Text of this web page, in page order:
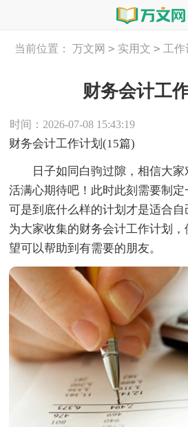
当前位置： 万文网 > 实用文 > 工作
财务会计工
时间：2026-07-08 15:43:19
财务会计工作计划(15篇)
日子如同白驹过隙，相信大家
活满心期待吧！此时此刻需要制定
可是到底什么样的计划才是适合
为大家收集的财务会计工作计划
望可以帮助到有需要的朋友。